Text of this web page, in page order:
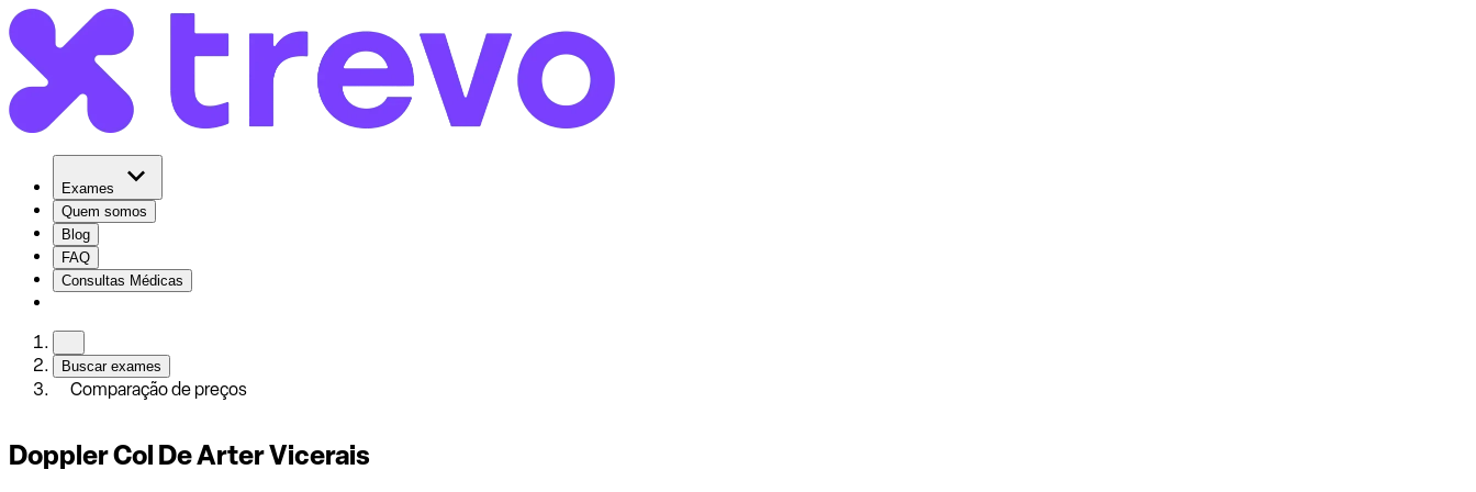
Exames
Quem somos
Blog
FAQ
Consultas Médicas
Buscar exames
Comparação de preços
Doppler Col De Arter Vicerais